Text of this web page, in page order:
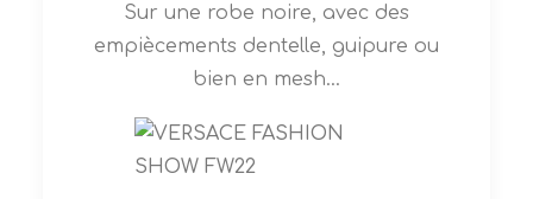
Sur une robe noire, avec des
empiècements dentelle, guipure ou
bien en mesh…